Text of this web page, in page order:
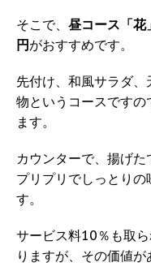
そこで、 昼コース「
円がおすすめです。
先付け、和風サラダ
物というコースですの
ます。
カウンターで、揚げ
プリプリでしっとり
す。
サービス料10％も取
りますが、その価値が